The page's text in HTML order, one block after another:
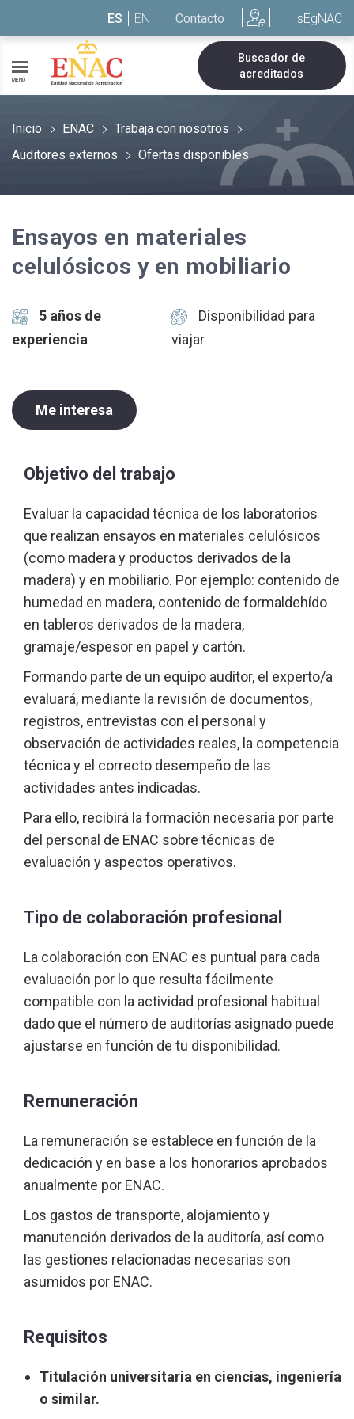
ES EN Contacto sEgNAC
MENÚ
Buscador de
acreditados
Inicio ENAC
Trabaja con nosotros
Auditores externos
Ofertas disponibles
Ensayos en materiales
celulósicos y en mobiliario
5 años de
experiencia
Disponibilidad para
viajar
Me interesa
Objetivo del trabajo
Evaluar la capacidad técnica de los laboratorios
que realizan ensayos en materiales celulósicos
(como madera y productos derivados de la
madera) y en mobiliario. Por ejemplo: contenido de
humedad en madera, contenido de formaldehído
en tableros derivados de la madera,
gramaje/espesor en papel y cartón.
Formando parte de un equipo auditor, el experto/a
evaluará, mediante la revisión de documentos,
registros, entrevistas con el personal y
observación de actividades reales, la competencia
técnica y el correcto desempeño de las
actividades antes indicadas.
Para ello, recibirá la formación necesaria por parte
del personal de ENAC sobre técnicas de
evaluación y aspectos operativos.
Tipo de colaboración profesional
La colaboración con ENAC es puntual para cada
evaluación por lo que resulta fácilmente
compatible con la actividad profesional habitual
dado que el número de auditorías asignado puede
ajustarse en función de tu disponibilidad.
Remuneración
La remuneración se establece en función de la
dedicación y en base a los honorarios aprobados
anualmente por ENAC.
Los gastos de transporte, alojamiento y
manutención derivados de la auditoría, así como
las gestiones relacionadas necesarias son
asumidos por ENAC.
Requisitos
Titulación universitaria en ciencias, ingeniería
o similar.